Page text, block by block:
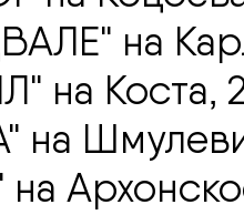
на
на Коста,
на
на